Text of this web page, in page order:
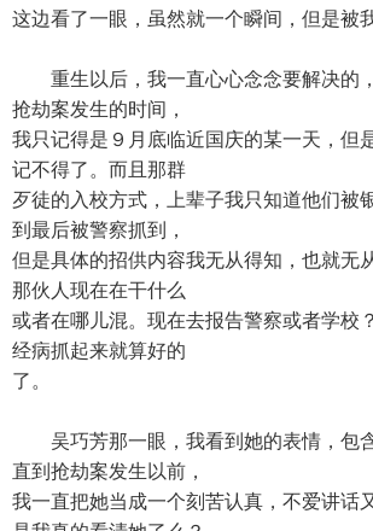
这边看了一眼，虽然就一个瞬间，但是被
重生以后，我一直心心念念要解决的，
抢劫案发生的时间，
我只记得是９月底临近国庆的某一天，但
记不得了。而且那群
歹徒的入校方式，上辈子我只知道他们被
到最后被警察抓到，
但是具体的招供内容我无从得知，也就无
那伙人现在在干什么
或者在哪儿混。现在去报告警察或者学校
经病抓起来就算好的
了。
吴巧芳那一眼，我看到她的表情，包含
直到抢劫案发生以前，
我一直把她当成一个刻苦认真，不爱讲话